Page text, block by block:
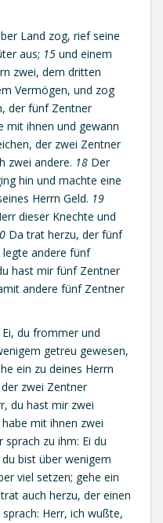
Land zog, rief seine
aus; 15 und einem
zwei, dem dritten
Vermögen, und zog
der fünf Zentner
mit ihnen und gewann
der zwei Zentner
zwei andere. 18 Der
hin und machte eine
Herrn Geld. 19
dieser Knechte und
Da trat herzu, der fünf
andere fünf
hast mir fünf Zentner
andere fünf Zentner
du frommer und
getreu gewesen,
ein zu deines Herrn
zwei Zentner
du hast mir zwei
mit ihnen zwei
sprach zu ihm: Ei du
bist über wenigem
viel setzen; gehe ein
auch herzu, der einen
Herr, ich wußte,